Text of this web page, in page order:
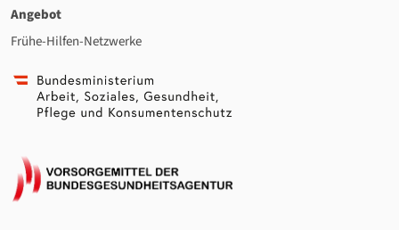
Angebot
Frühe-Hilfen-Netzwerke